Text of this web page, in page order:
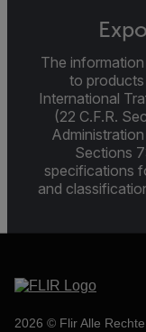
The
to
International
(22 C.F.R.
Sections
specifications
and
2026 © Flir Alle